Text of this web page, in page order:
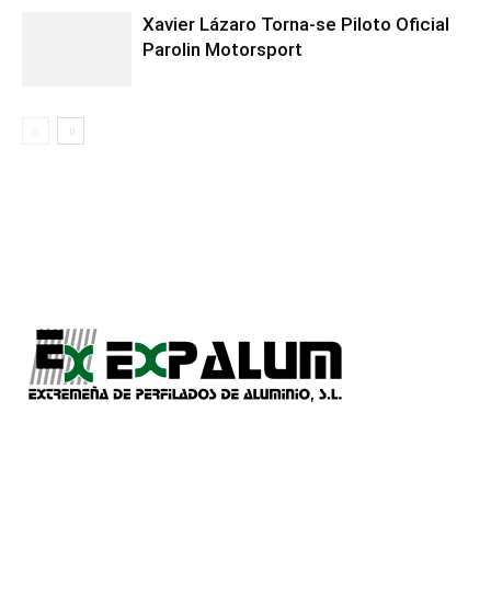
Xavier Lázaro Torna-se Piloto Oficial
Parolin Motorsport